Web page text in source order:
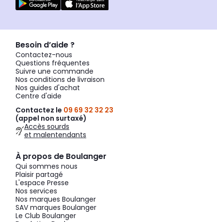
Besoin d’aide ?
Contactez-nous
Questions fréquentes
Suivre une commande
Nos conditions de livraison
Nos guides d'achat
Centre d'aide
Contactez le 09 69 32 32 23
(appel non surtaxé)
Accès sourds
et malentendants
À propos de Boulanger
Qui sommes nous
Plaisir partagé
L'espace Presse
Nos services
Nos marques Boulanger
SAV marques Boulanger
Le Club Boulanger